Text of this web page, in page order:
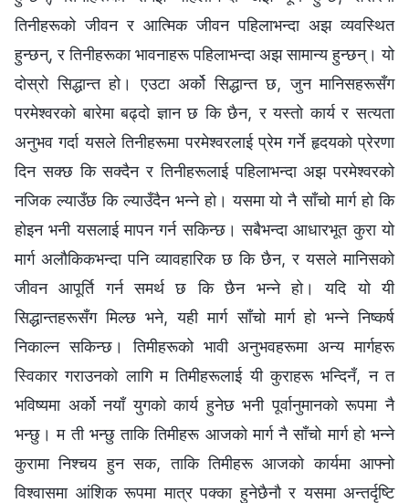
तिनीहरूको जीवन र आत्मिक जीवन पहिलाभन्दा अझ व्यवस्थित
हुन्छन्‌, र तिनीहरूका भावनाहरू पहिलाभन्दा अझ सामान्य हुन्छन्। यो
दोस्रो सिद्धान्त हो। एउटा अर्को सिद्धान्त छ, जुन मानिसहरूसँग
परमेश्‍वरको बारेमा बढ्दो ज्ञान छ कि छैन, र यस्तो कार्य र सत्यता
अनुभव गर्दा यसले तिनीहरूमा परमेश्‍वरलाई प्रेम गर्ने हृदयको प्रेरणा
दिन सक्छ कि सक्दैन र तिनीहरूलाई पहिलाभन्दा अझ परमेश्‍वरको
नजिक ल्याउँछ कि ल्याउँदैन भन्‍ने हो। यसमा यो नै साँचो मार्ग हो कि
होइन भनी यसलाई मापन गर्न सकिन्छ। सबैभन्दा आधारभूत कुरा यो
मार्ग अलौकिकभन्दा पनि व्यावहारिक छ कि छैन, र यसले मानिसको
जीवन आपूर्ति गर्न समर्थ छ कि छैन भन्‍ने हो। यदि यो यी
सिद्धान्तहरूसँग मिल्छ भने, यही मार्ग साँचो मार्ग हो भन्‍ने निष्कर्ष
निकाल्न सकिन्छ। तिमीहरूको भावी अनुभवहरूमा अन्य मार्गहरू
स्विकार गराउनको लागि म तिमीहरूलाई यी कुराहरू भन्दिनँ, न त
भविष्यमा अर्को नयाँ युगको कार्य हुनेछ भनी पूर्वानुमानको रूपमा नै
भन्छु। म ती भन्छु ताकि तिमीहरू आजको मार्ग नै साँचो मार्ग हो भन्‍ने
कुरामा निश्चय हुन सक, ताकि तिमीहरू आजको कार्यमा आफ्नो
विश्‍वासमा आंशिक रूपमा मात्र पक्का हुनेछैनौ र यसमा अन्तर्दृष्टि